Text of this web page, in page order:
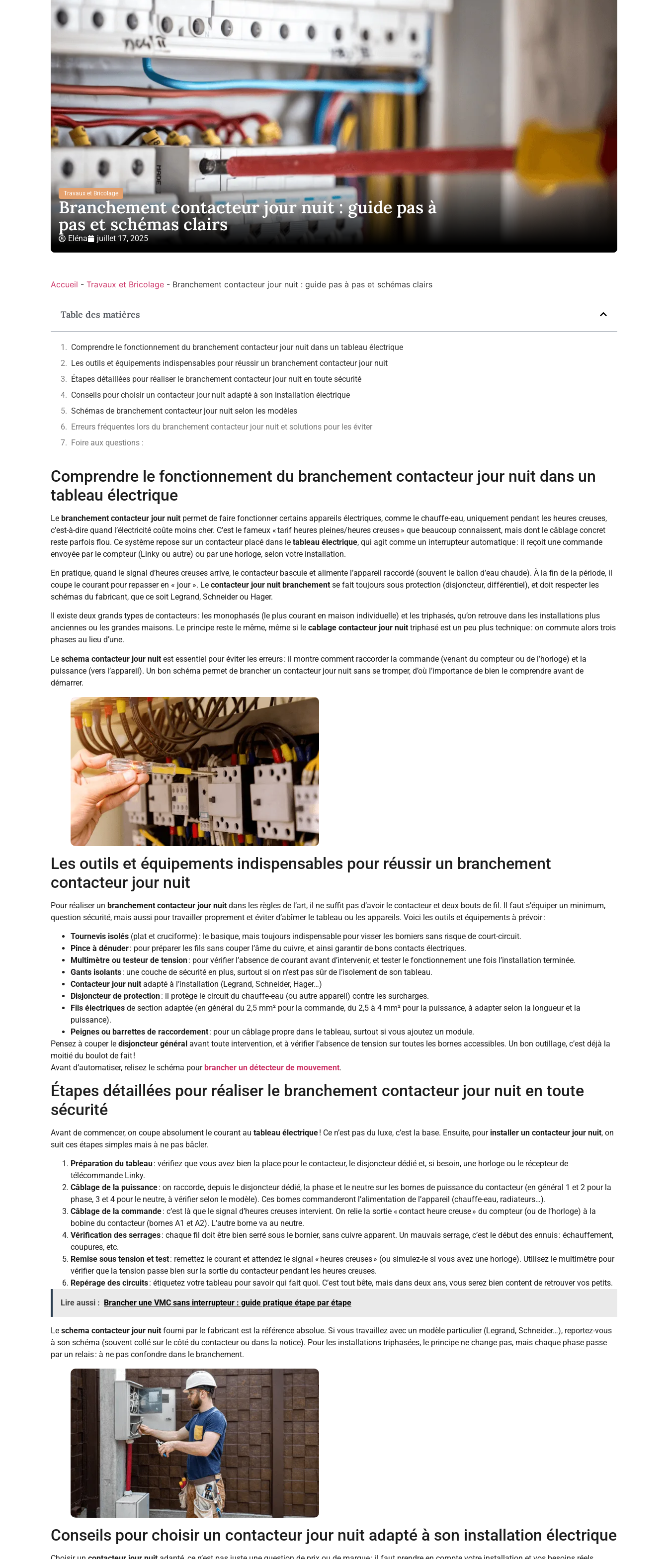
Travaux et Bricolage
Branchement contacteur jour nuit : guide pas à
pas et schémas clairs
Eléna juillet 17, 2025
Accueil - Travaux et Bricolage - Branchement contacteur jour nuit : guide pas à pas et schémas clairs
Table des matières
Comprendre le fonctionnement du branchement contacteur jour nuit dans un tableau électrique
Les outils et équipements indispensables pour réussir un branchement contacteur jour nuit
Étapes détaillées pour réaliser le branchement contacteur jour nuit en toute sécurité
Conseils pour choisir un contacteur jour nuit adapté à son installation électrique
Schémas de branchement contacteur jour nuit selon les modèles
Erreurs fréquentes lors du branchement contacteur jour nuit et solutions pour les éviter
Foire aux questions :
Comprendre le fonctionnement du branchement contacteur jour nuit dans un
tableau électrique
Le branchement contacteur jour nuit permet de faire fonctionner certains appareils électriques, comme le chauffe-eau, uniquement pendant les heures creuses,
c’est-à-dire quand l’électricité coûte moins cher. C’est le fameux « tarif heures pleines/heures creuses » que beaucoup connaissent, mais dont le câblage concret
reste parfois flou. Ce système repose sur un contacteur placé dans le tableau électrique, qui agit comme un interrupteur automatique : il reçoit une commande
envoyée par le compteur (Linky ou autre) ou par une horloge, selon votre installation.
En pratique, quand le signal d’heures creuses arrive, le contacteur bascule et alimente l’appareil raccordé (souvent le ballon d’eau chaude). À la fin de la période, il
coupe le courant pour repasser en « jour ». Le contacteur jour nuit branchement se fait toujours sous protection (disjoncteur, différentiel), et doit respecter les
schémas du fabricant, que ce soit Legrand, Schneider ou Hager.
Il existe deux grands types de contacteurs : les monophasés (le plus courant en maison individuelle) et les triphasés, qu’on retrouve dans les installations plus
anciennes ou les grandes maisons. Le principe reste le même, même si le cablage contacteur jour nuit triphasé est un peu plus technique : on commute alors trois
phases au lieu d’une.
Le schema contacteur jour nuit est essentiel pour éviter les erreurs : il montre comment raccorder la commande (venant du compteur ou de l’horloge) et la
puissance (vers l’appareil). Un bon schéma permet de brancher un contacteur jour nuit sans se tromper, d’où l’importance de bien le comprendre avant de
démarrer.
Les outils et équipements indispensables pour réussir un branchement
contacteur jour nuit
Pour réaliser un branchement contacteur jour nuit dans les règles de l’art, il ne suffit pas d’avoir le contacteur et deux bouts de fil. Il faut s’équiper un minimum,
question sécurité, mais aussi pour travailler proprement et éviter d’abîmer le tableau ou les appareils. Voici les outils et équipements à prévoir :
Tournevis isolés (plat et cruciforme) : le basique, mais toujours indispensable pour visser les borniers sans risque de court-circuit.
Pince à dénuder: pour préparer les fils sans couper l’âme du cuivre, et ainsi garantir de bons contacts électriques.
Multimètre ou testeur de tension: pour vérifier l’absence de courant avant d’intervenir, et tester le fonctionnement une fois l’installation terminée.
Gants isolants: une couche de sécurité en plus, surtout si on n’est pas sûr de l’isolement de son tableau.
Contacteur jour nuit adapté à l’installation (Legrand, Schneider, Hager…)
Disjoncteur de protection: il protège le circuit du chauffe-eau (ou autre appareil) contre les surcharges.
Fils électriques de section adaptée (en général du 2,5 mm² pour la commande, du 2,5 à 4 mm² pour la puissance, à adapter selon la longueur et la
puissance).
Peignes ou barrettes de raccordement: pour un câblage propre dans le tableau, surtout si vous ajoutez un module.
Pensez à couper le disjoncteur général avant toute intervention, et à vérifier l’absence de tension sur toutes les bornes accessibles. Un bon outillage, c’est déjà la
moitié du boulot de fait !
Avant d’automatiser, relisez le schéma pour brancher un détecteur de mouvement.
Étapes détaillées pour réaliser le branchement contacteur jour nuit en toute
sécurité
Avant de commencer, on coupe absolument le courant au tableau électrique! Ce n’est pas du luxe, c’est la base. Ensuite, pour installer un contacteur jour nuit, on
suit ces étapes simples mais à ne pas bâcler.
Préparation du tableau: vérifiez que vous avez bien la place pour le contacteur, le disjoncteur dédié et, si besoin, une horloge ou le récepteur de
télécommande Linky.
Câblage de la puissance: on raccorde, depuis le disjoncteur dédié, la phase et le neutre sur les bornes de puissance du contacteur (en général 1 et 2 pour la
phase, 3 et 4 pour le neutre, à vérifier selon le modèle). Ces bornes commanderont l’alimentation de l’appareil (chauffe-eau, radiateurs…).
Câblage de la commande: c’est là que le signal d’heures creuses intervient. On relie la sortie « contact heure creuse » du compteur (ou de l’horloge) à la
bobine du contacteur (bornes A1 et A2). L’autre borne va au neutre.
Vérification des serrages: chaque fil doit être bien serré sous le bornier, sans cuivre apparent. Un mauvais serrage, c’est le début des ennuis : échauffement,
coupures, etc.
Remise sous tension et test: remettez le courant et attendez le signal « heures creuses » (ou simulez-le si vous avez une horloge). Utilisez le multimètre pour
vérifier que la tension passe bien sur la sortie du contacteur pendant les heures creuses.
Repérage des circuits: étiquetez votre tableau pour savoir qui fait quoi. C’est tout bête, mais dans deux ans, vous serez bien content de retrouver vos petits.
Lire aussi : Brancher une VMC sans interrupteur : guide pratique étape par étape
Le schema contacteur jour nuit fourni par le fabricant est la référence absolue. Si vous travaillez avec un modèle particulier (Legrand, Schneider…), reportez-vous
à son schéma (souvent collé sur le côté du contacteur ou dans la notice). Pour les installations triphasées, le principe ne change pas, mais chaque phase passe
par un relais : à ne pas confondre dans le branchement.
Conseils pour choisir un contacteur jour nuit adapté à son installation électrique